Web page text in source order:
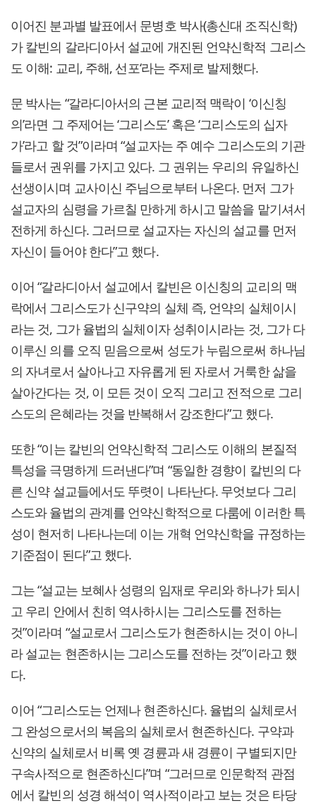
이어진 분과별 발표에서 문병호 박사(총신대 조직신학)
가 칼빈의 갈라디아서 설교에 개진된 언약신학적 그리스
도 이해: 교리, 주해, 선포‘라는 주제로 발제했다.
문 박사는 “갈라디아서의 근본 교리적 맥락이 ‘이신칭
의’라면 그 주제어는 ‘그리스도’ 혹은 ‘그리스도의 십자
가’라고 할 것”이라며 “설교자는 주 예수 그리스도의 기관
들로서 권위를 가지고 있다. 그 권위는 우리의 유일하신
선생이시며 교사이신 주님으로부터 나온다. 먼저 그가
설교자의 심령을 가르칠 만하게 하시고 말씀을 맡기셔서
전하게 하신다. 그러므로 설교자는 자신의 설교를 먼저
자신이 들어야 한다”고 했다.
이어 “갈라디아서 설교에서 칼빈은 이신칭의 교리의 맥
락에서 그리스도가 신구약의 실체 즉, 언약의 실체이시
라는 것, 그가 율법의 실체이자 성취이시라는 것, 그가 다
이루신 의를 오직 믿음으로써 성도가 누림으로써 하나님
의 자녀로서 살아나고 자유롭게 된 자로서 거룩한 삶을
살아간다는 것, 이 모든 것이 오직 그리고 전적으로 그리
스도의 은혜라는 것을 반복해서 강조한다”고 했다.
또한 “이는 칼빈의 언약신학적 그리스도 이해의 본질적
특성을 극명하게 드러낸다”며 “동일한 경향이 칼빈의 다
른 신약 설교들에서도 뚜렷이 나타난다. 무엇보다 그리
스도와 율법의 관계를 언약신학적으로 다룸에 이러한 특
성이 현저히 나타나는데 이는 개혁 언약신학을 규정하는
기준점이 된다”고 했다.
그는 “설교는 보혜사 성령의 임재로 우리와 하나가 되시
고 우리 안에서 친히 역사하시는 그리스도를 전하는
것”이라며 “설교로서 그리스도가 현존하시는 것이 아니
라 설교는 현존하시는 그리스도를 전하는 것”이라고 했
다.
이어 “그리스도는 언제나 현존하신다. 율법의 실체로서
그 완성으로서의 복음의 실체로서 현존하신다. 구약과
신약의 실체로서 비록 옛 경륜과 새 경륜이 구별되지만
구속사적으로 현존하신다”며 “그러므로 인문학적 관점
에서 칼빈의 성경 해석이 역사적이라고 보는 것은 타당